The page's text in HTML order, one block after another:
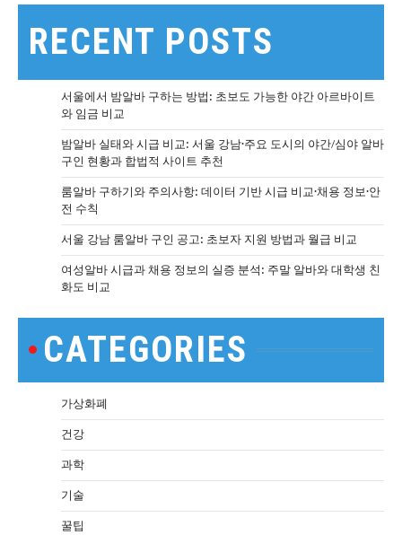
RECENT POSTS
서울에서 밤알바 구하는 방법: 초보도 가능한 야간 아르바이트
와 임금 비교
밤알바 실태와 시급 비교: 서울 강남·주요 도시의 야간/심야 알바
구인 현황과 합법적 사이트 추천
룸알바 구하기와 주의사항: 데이터 기반 시급 비교·채용 정보·안
전 수칙
서울 강남 룸알바 구인 공고: 초보자 지원 방법과 월급 비교
여성알바 시급과 채용 정보의 실증 분석: 주말 알바와 대학생 친
화도 비교
CATEGORIES
가상화폐
건강
과학
기술
꿀팁